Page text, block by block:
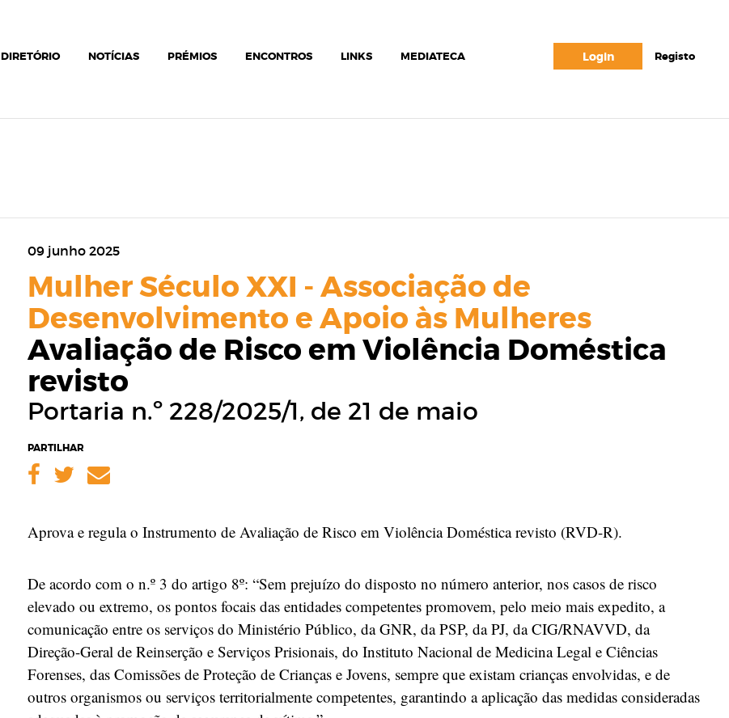
Login Registo
DIRETÓRIO NOTÍCIAS PRÉMIOS ENCONTROS LINKS MEDIATECA
09 junho 2025
Mulher Século XXI - Associação de
Desenvolvimento e Apoio às Mulheres
Avaliação de Risco em Violência Doméstica
revisto
Portaria n.º 228/2025/1, de 21 de maio
PARTILHAR
Facebook
Twitter
Email
Aprova e regula o Instrumento de Avaliação de Risco em Violência Doméstica revisto (RVD-R).
De acordo com o n.º 3 do artigo 8º: “Sem prejuízo do disposto no número anterior, nos casos de risco
elevado ou extremo, os pontos focais das entidades competentes promovem, pelo meio mais expedito, a
comunicação entre os serviços do Ministério Público, da GNR, da PSP, da PJ, da CIG/RNAVVD, da
Direção-Geral de Reinserção e Serviços Prisionais, do Instituto Nacional de Medicina Legal e Ciências
Forenses, das Comissões de Proteção de Crianças e Jovens, sempre que existam crianças envolvidas, e de
outros organismos ou serviços territorialmente competentes, garantindo a aplicação das medidas consideradas